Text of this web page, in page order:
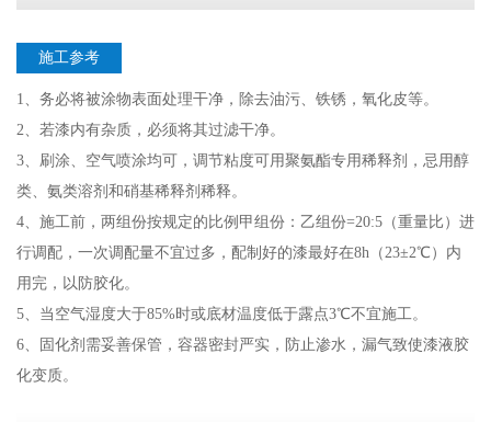
施工参考
1、务必将被涂物表面处理干净，除去油污、铁锈，氧化皮等。
2、若漆内有杂质，必须将其过滤干净。
3、刷涂、空气喷涂均可，调节粘度可用聚氨酯专用稀释剂，忌用醇
类、氨类溶剂和硝基稀释剂稀释。
4、施工前，两组份按规定的比例甲组份：乙组份=20:5（重量比）进
行调配，一次调配量不宜过多，配制好的漆最好在8h（23±2℃）内
用完，以防胶化。
5、当空气湿度大于85%时或底材温度低于露点3℃不宜施工。
6、固化剂需妥善保管，容器密封严实，防止渗水，漏气致使漆液胶
化变质。